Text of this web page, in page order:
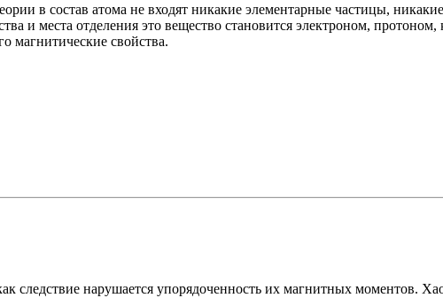
в состав атома не входят никакие элементарные частицы,
и места отделения это вещество становится электроном,
магнитические свойства.
следствие нарушается упорядоченность их магнитных моментов.